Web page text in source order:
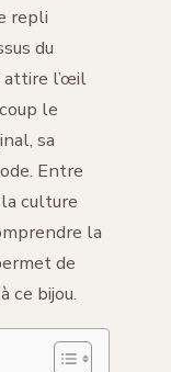
repli
du
attire l’œil
le
sa
Entre
culture
la
de
ce bijou.